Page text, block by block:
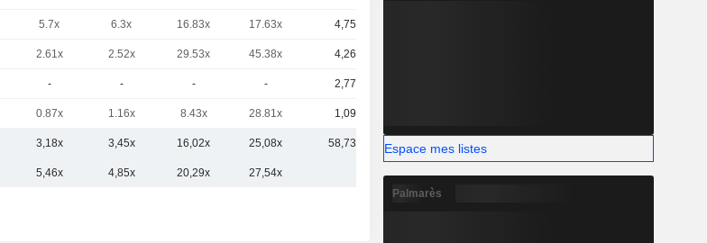
5.7x 6.3x 16.83x 17.63x 4,75 Md
2.61x 2.52x 29.53x 45.38x 4,26 Md
- - - - 2,77 Md
0.87x 1.16x 8.43x 28.81x 1,09 Md
3,18x 3,45x 16,02x 25,08x 58,73 Md
5,46x 4,85x 20,29x 27,54x
Espace mes listes
Palmarès